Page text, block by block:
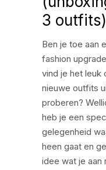
3 outfits)
Ben je toe aan
fashion
vind je het leuk
nieuwe outfits
proberen?
heb je een
gelegenheid
heen gaat en
idee wat je aan